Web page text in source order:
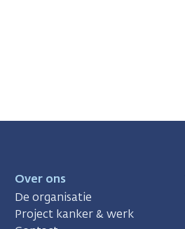
Over ons
De organisatie
Project kanker & werk